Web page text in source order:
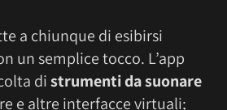
a chiunque di esibirsi
un semplice tocco. L’app
distrumenti da suonare
e altre interfacce virtuali;